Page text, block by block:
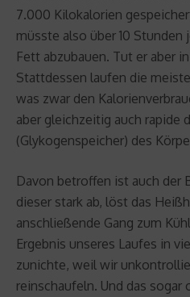
7.000 Kilokalorien
müsste also über 10
Fett abzubauen. Tut er aber
Stattdessen laufen die
was zwar den
aber gleichzeitig auch rapide
(Glykogenspeicher) des
Davon betroffen ist auch der
dieser stark ab, löst das
anschließende Gang zum
Ergebnis unseres Laufes in
zunichte, weil wir
reinschaufeln. Und das